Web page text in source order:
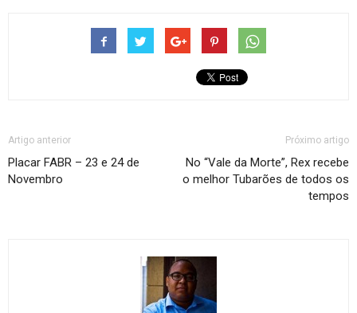
Artigo anterior
Placar FABR – 23 e 24 de
Novembro
Próximo artigo
No “Vale da Morte”, Rex recebe
o melhor Tubarões de todos os
tempos